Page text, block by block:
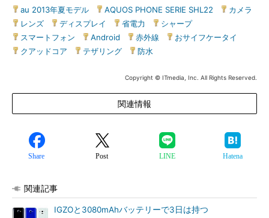
au 2013年夏モデル
AQUOS PHONE SERIE SHL22 カメラ
レンズ
ディスプレイ 省電力 シャープ|
スマートフォン
Android 赤外線 おサイフケータイ
クアッドコア
テザリング 防水
Copyright © ITmedia, Inc. All Rights Reserved.
関連情報
Share Post LINE Hatena
関連記事
IGZOと3080mAhバッテリーで3日は持つ